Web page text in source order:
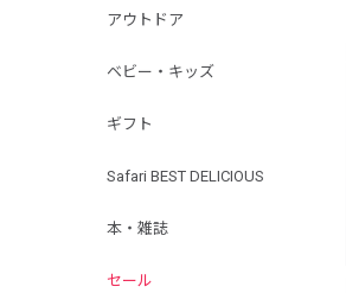
アウトドア
ベビー・キッズ
ギフト
Safari BEST DELICIOUS
本・雑誌
セール